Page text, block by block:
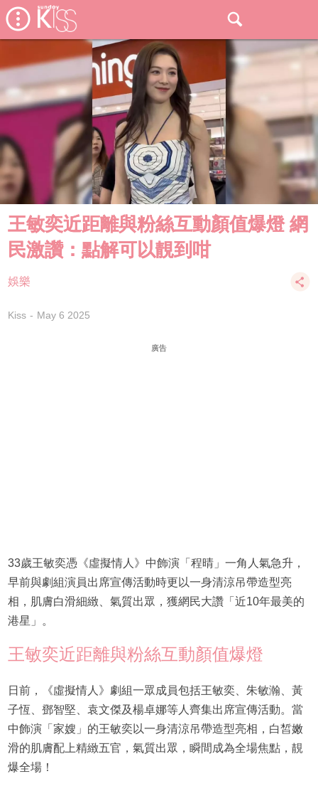
王敏奕近距離與粉絲互動顏值爆燈 網
民激讚：點解可以靚到咁
娛樂
Kiss May 6 2025
廣告
33歲王敏奕憑《虛擬情人》中飾演「程晴」一角人氣急升，
早前與劇組演員出席宣傳活動時更以一身清涼吊帶造型亮
相，肌膚白滑細緻、氣質出眾，獲網民大讚「近10年最美的
港星」。
王敏奕近距離與粉絲互動顏值爆燈
日前，《虛擬情人》劇組一眾成員包括王敏奕、朱敏瀚、黃
子恆、鄧智堅、袁文傑及楊卓娜等人齊集出席宣傳活動。當
中飾演「家嫂」的王敏奕以一身清涼吊帶造型亮相，白皙嫩
滑的肌膚配上精緻五官，氣質出眾，瞬間成為全場焦點，靚
爆全場！